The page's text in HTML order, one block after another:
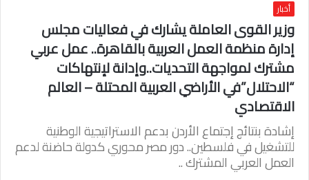
أخبار
وزير القوى العاملة يشارك في فعاليات مجلس
إدارة منظمة العمل العربية بالقاهرة.. عمل عربي
مشترك لمواجهة التحديات..وإدانة لإنتهاكات
“الاحتلال”في الأراضي العربية المحتلة – العالم
الاقتصادي
إشادة بنتائج إجتماع الأردن بدعم الاستراتيجية الوطنية
للتشغيل في فلسطين.. دور مصر محوري كدولة حاضنة لدعم
العمل العربي المشترك ..